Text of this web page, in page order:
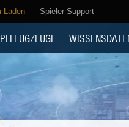
Laden Spieler Support